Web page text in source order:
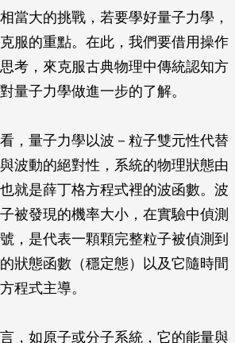
當大的挑戰，若要學好量子力學，
服的重點。在此，我們要借用操作
考，來克服古典物理中傳統認知方
量子力學做進一步的了解。
，量子力學以波－粒子雙元性代替
波動的絕對性，系統的物理狀態由
就是薛丁格方程式裡的波函數。波
被發現的機率大小，在實驗中偵測
，是代表一顆顆完整粒子被偵測到
狀態函數（穩定態）以及它隨時間
程式主導。
，如原子或分子系統，它的能量與